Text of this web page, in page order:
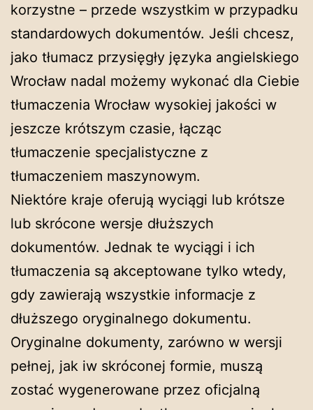
korzystne – przede wszystkim w przypadku
standardowych dokumentów. Jeśli chcesz,
jako tłumacz przysięgły języka angielskiego
Wrocław nadal możemy wykonać dla Ciebie
tłumaczenia Wrocław wysokiej jakości w
jeszcze krótszym czasie, łącząc
tłumaczenie specjalistyczne z
tłumaczeniem maszynowym.
Niektóre kraje oferują wyciągi lub krótsze
lub skrócone wersje dłuższych
dokumentów. Jednak te wyciągi i ich
tłumaczenia są akceptowane tylko wtedy,
gdy zawierają wszystkie informacje z
dłuższego oryginalnego dokumentu.
Oryginalne dokumenty, zarówno w wersji
pełnej, jak iw skróconej formie, muszą
zostać wygenerowane przez oficjalną